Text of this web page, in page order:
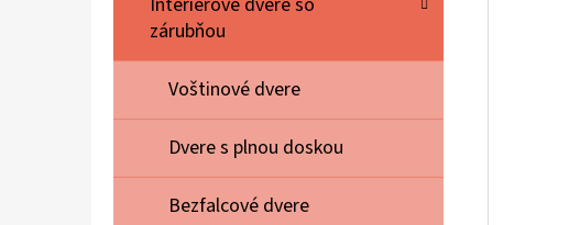
Ó
I
zárubňou
Voštinové dvere
Dvere s plnou doskou
Bezfalcové dvere